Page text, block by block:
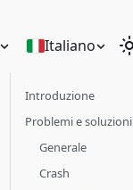
Italiano
Introduzione
Problemi e soluzioni
Generale
Crash